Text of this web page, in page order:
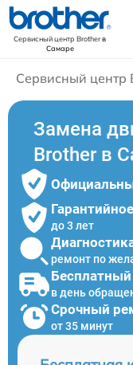
Сервисный центр Brotherв
Самаре
Сервисный центр
Замена
Brother в
до 3 лет
ремонт по
в день
Срочный
от 35 минут